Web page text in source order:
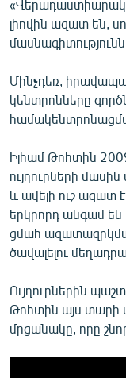
լիովին ազատ են,
Մինչդեռ,
կենտրոնները
Իլհամ Թոհտին
ույղուրների
և ավելի ուշ ազատ
երկրորդ անգամ
ցմահ
ծավալելու
Ույղուրներին
Թոհտին այս տարի
մրցանակը, որը